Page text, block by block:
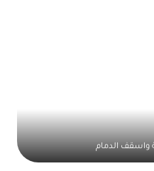
واسقف الدمام